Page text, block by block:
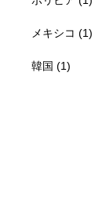
メキシコ (1)
韓国 (1)